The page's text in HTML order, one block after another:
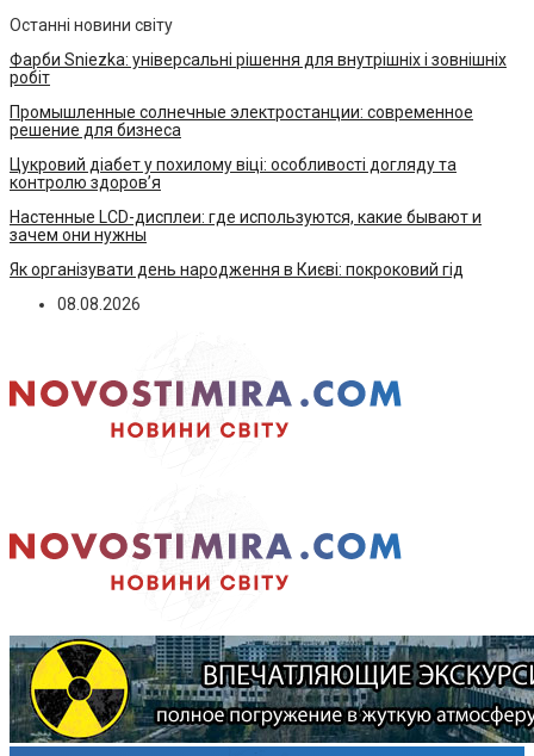
Останні новини світу
Фарби Sniezka: універсальні рішення для внутрішніх і зовнішніх
робіт
Промышленные солнечные электростанции: современное
решение для бизнеса
Цукровий діабет у похилому віці: особливості догляду та
контролю здоров’я
Настенные LCD-дисплеи: где используются, какие бывают и
зачем они нужны
Як організувати день народження в Києві: покроковий гід
08.08.2026